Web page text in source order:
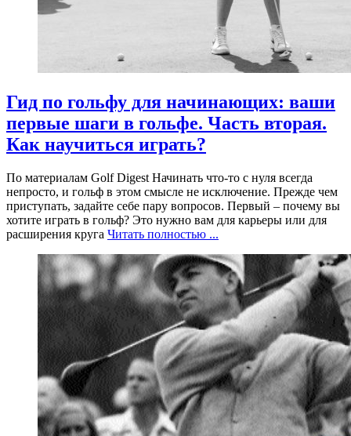
Гид по гольфу для начинающих: ваши
первые шаги в гольфе. Часть вторая.
Как научиться играть?
По материалам Golf Digest Начинать что-то с нуля всегда
непросто, и гольф в этом смысле не исключение. Прежде чем
приступать, задайте себе пару вопросов. Первый – почему вы
хотите играть в гольф? Это нужно вам для карьеры или для
расширения круга Читать полностью ...